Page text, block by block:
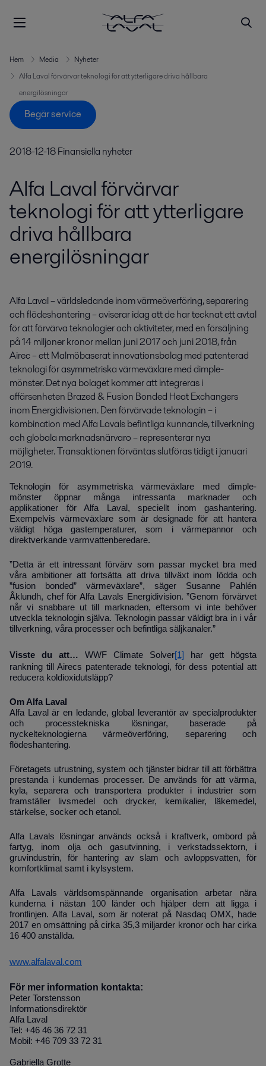
Hem Media
Nyheter
Alfa Laval förvärvar teknologi för att ytterligare driva hållbara
energilösningar
Begär service
2018-12-18Finansiella nyheter
Alfa Laval förvärvar
teknologi för att ytterligare
driva hållbara
energilösningar
Alfa Laval – världsledande inom värmeöverföring, separering
och flödeshantering – aviserar idag att de har tecknat ett avtal
för att förvärva teknologier och aktiviteter, med en försäljning
på 14 miljoner kronor mellan juni 2017 och juni 2018, från
Airec – ett Malmöbaserat innovationsbolag med patenterad
teknologi för asymmetriska värmeväxlare med dimple-
mönster. Det nya bolaget kommer att integreras i
affärsenheten Brazed & Fusion Bonded Heat Exchangers
inom Energidivisionen. Den förvärvade teknologin – i
kombination med Alfa Lavals befintliga kunnande, tillverkning
och globala marknadsnärvaro – representerar nya
möjligheter. Transaktionen förväntas slutföras tidigt i januari
2019.
Teknologin för asymmetriska värmeväxlare med dimple-
mönster öppnar många intressanta marknader och
applikationer för Alfa Laval, speciellt inom gashantering.
Exempelvis värmeväxlare som är designade för att hantera
väldigt höga gastemperaturer, som i värmepannor och
direktverkande varmvattenberedare.
”Detta är ett intressant förvärv som passar mycket bra med
våra ambitioner att fortsätta att driva tillväxt inom lödda och
”fusion bonded” värmeväxlare”, säger Susanne Pahlén
Åklundh, chef för Alfa Lavals Energidivision.”Genom förvärvet
når vi snabbare ut till marknaden, eftersom vi inte behöver
utveckla teknologin själva. Teknologin passar väldigt bra in i vår
tillverkning, våra processer och befintliga säljkanaler.”
Visste du att… WWF Climate Solver[1]
har gett högsta
rankning till Airecs patenterade teknologi, för dess potential att
reducera koldioxidutsläpp?
Om Alfa Laval
Alfa Laval är en ledande, global leverantör av specialprodukter
och processtekniska lösningar, baserade på
nyckelteknologierna värmeöverföring, separering och
flödeshantering.
Företagets utrustning, system och tjänster bidrar till att förbättra
prestanda i kundernas processer. De används för att värma,
kyla, separera och transportera produkter i industrier som
framställer livsmedel och drycker, kemikalier, läkemedel,
stärkelse, socker och etanol.
Alfa Lavals lösningar används också i kraftverk, ombord på
fartyg, inom olja och gasutvinning, i verkstadssektorn, i
gruvindustrin, för hantering av slam och avloppsvatten, för
komfortklimat samt i kylsystem.
Alfa Lavals världsomspännande organisation arbetar nära
kunderna i nästan 100 länder och hjälper dem att ligga i
frontlinjen. Alfa Laval, som är noterat på Nasdaq OMX, hade
2017 en omsättning på cirka 35,3 miljarder kronor och har cirka
16 400 anställda.
www.alfalaval.com
För mer information kontakta:
Peter Torstensson
Informationsdirektör
Alfa Laval
Tel: +46 46 36 72 31
Mobil: +46 709 33 72 31
Gabriella Grotte